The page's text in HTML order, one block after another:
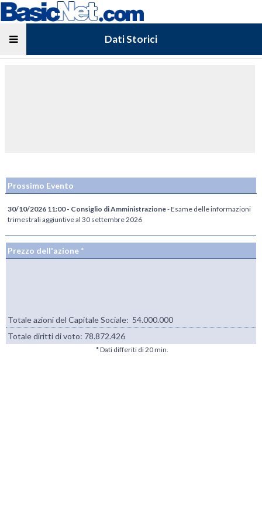
Dati Storici
Prossimo Evento
30/10/2026 11:00 - Consiglio di Amministrazione- Esame delle informazioni
trimestrali aggiuntive al 30 settembre 2026
Prezzo dell'azione *
Totale azioni del Capitale Sociale: 54.000.000
Totale diritti di voto: 78.872.426
* Dati differiti di 20 min.